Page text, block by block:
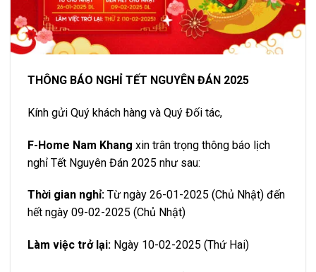
THÔNG BÁO NGHỈ TẾT NGUYÊN ĐÁN 2025
Kính gửi Quý khách hàng và Quý Đối tác,
F-Home Nam Khang xin trân trọng thông báo lịch
nghỉ Tết Nguyên Đán 2025 như sau:
Thời gian nghỉ: Từ ngày 26-01-2025 (Chủ Nhật) đến
hết ngày 09-02-2025 (Chủ Nhật)
Làm việc trở lại: Ngày 10-02-2025 (Thứ Hai)